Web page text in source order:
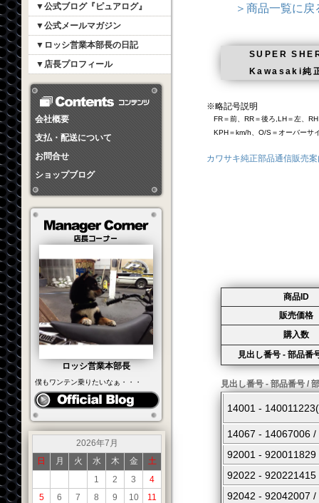
▼公式ブログ『ピュアログ』
▼公式メールマガジン
▼ロッシ営業本部長の日記
▼店長プロフィール
会社概要
支払・配送について
お問合せ
ショップブログ
ロッシ営業本部長
僕もワンテン乗りたいなぁ・・・
2026年7月
日
月 火 水 木 金
土
1
2 3
4
5
6 7 8 9 10
11
＞商品一覧に戻
SUPER
Kawasaki純
※略記号説明
FR＝前、RR＝後ろ,LH＝左、
KPH＝km/h、O/S＝オーバーサ
カワサキ純正部品通信販売
商品ID
販売価格
購入数
見出し番号 - 部品番
見出し番号 - 部品番号 /
14001 -
14067 - 14067006
92001 -
92022 - 920221415
92042 - 92042007